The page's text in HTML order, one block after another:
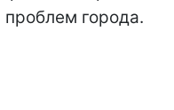
города.